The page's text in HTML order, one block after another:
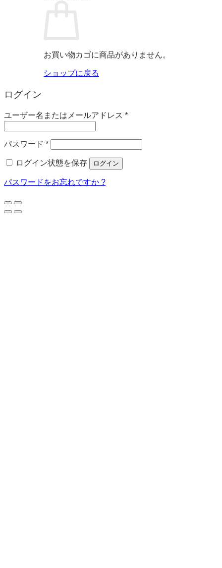
お買い物カゴに商品がありません。
ショップに戻る
ログイン
ユーザー名またはメールアドレス *必
パスワード *必
ログイン状態を保存
ログイン
パスワードをお忘れですか ?